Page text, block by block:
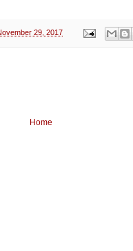
29, 2017
Home